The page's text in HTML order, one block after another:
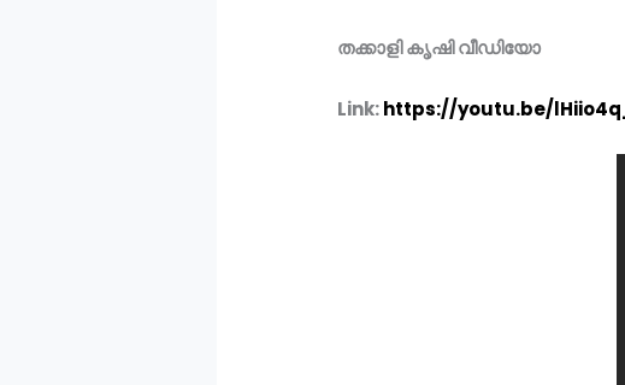
തക്കാളി കൃഷി വീഡിയോ
Link:https://youtu.be/